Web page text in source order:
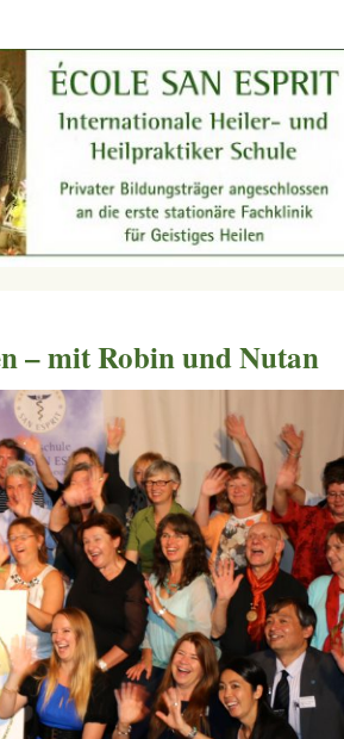
– mit Robin und Nutan